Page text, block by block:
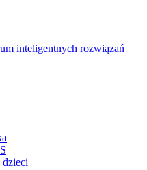
dzieci